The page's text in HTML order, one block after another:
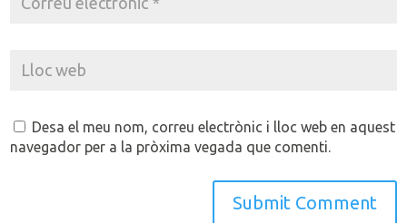
Desa el meu nom, correu electrònic i lloc web en aquest
navegador per a la pròxima vegada que comenti.